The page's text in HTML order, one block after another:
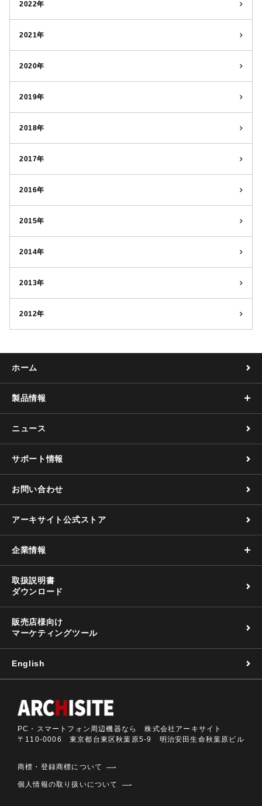
2022年
2021年
2020年
2019年
2018年
2017年
2016年
2015年
2014年
2013年
2012年
ホーム
製品情報
ニュース
サポート情報
お問い合わせ
アーキサイト公式ストア
企業情報
取扱説明書
ダウンロード
販売店様向け
マーケティングツール
English
PC・スマートフォン周辺機器なら 株式会社アーキサイト
〒110-0006 東京都台東区秋葉原5-9 明治安田生命秋葉原ビル
商標・登録商標について
個人情報の取り扱いについて